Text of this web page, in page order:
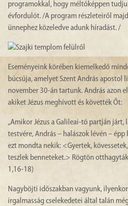
programokkal, hogy méltóképpen
évfordulót. /A program részleteiről
ünnephez közeledve adunk híradást. /
Eseményeink körében kiemelkedő
búcsúja, amelyet Szent András apostol
november 30-án tartunk. András azon
akiket Jézus meghívott és követték Őt:
„Amikor Jézus a Galileai-tó partján járt,
testvére, András – halászok lévén – épp
ezt mondta nekik: <Gyertek,
teszlek benneteket.> Rögtön
1,16-18)
Nagyböjti időszakban vagyunk,
irgalmasság cselekedetei által talán